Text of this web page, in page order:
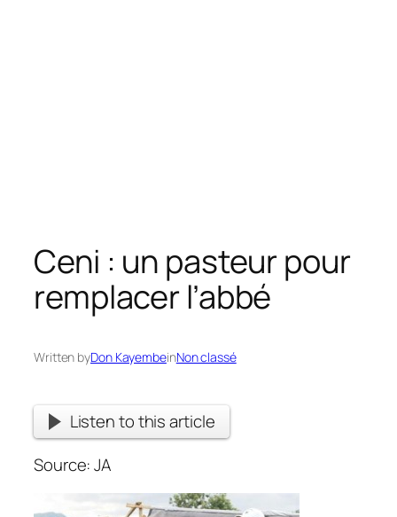
Ceni : un pasteur pour
remplacer l’abbé
Written byDon KayembeinNon classé
Listen to this article
Source: JA